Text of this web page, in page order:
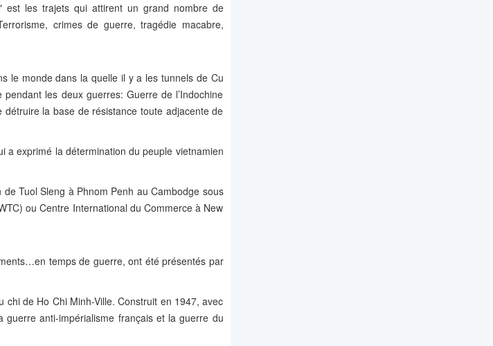
est les trajets qui attirent un grand nombre de
crimes de guerre, tragédie macabre,
le monde dans la quelle il y a les tunnels de Cu
les deux guerres: Guerre de l’Indochine
la base de résistance toute adjacente de
a exprimé la détermination du peuple vietnamien
Tuol Sleng à Phnom Penh au Cambodge sous
ou Centre International du Commerce à New
temps de guerre, ont été présentés par
chi de Ho Chi Minh-Ville. Construit en 1947, avec
anti-impérialisme français et la guerre du